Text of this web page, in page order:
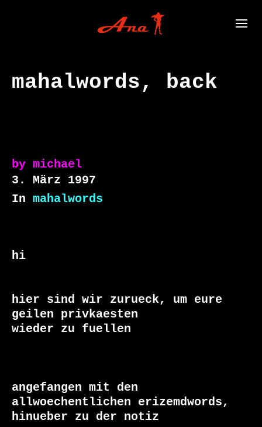
mahalwords, back
by michael
3. März 1997
In mahalwords
hi
hier sind wir zurueck, um eure
geilen privkaesten
wieder zu fuellen
angefangen mit den
allwoechentlichen erizemdwords,
hinueber zu der notiz